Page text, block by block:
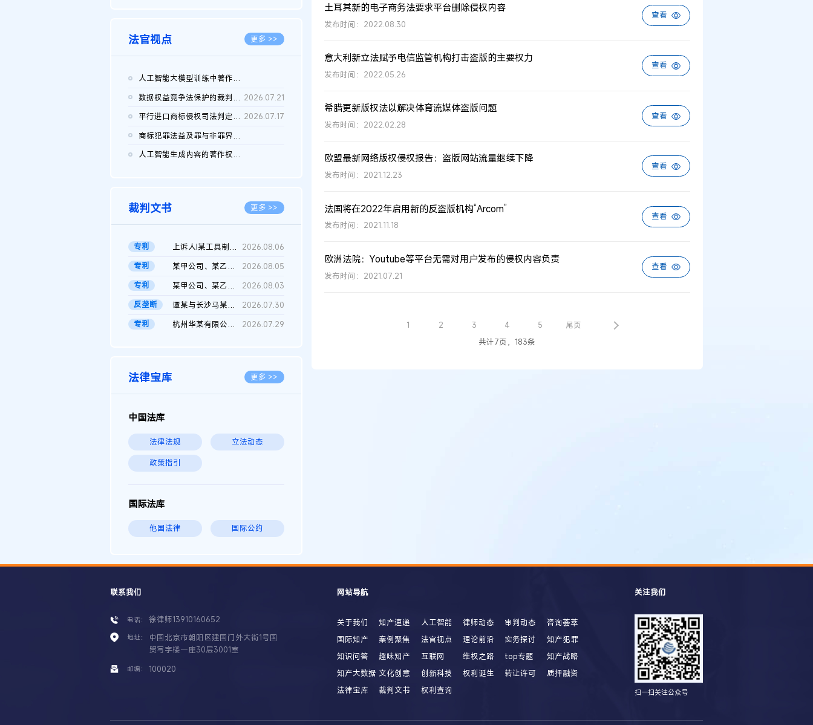
法官视点 更多 >>
人工智能大模型训练中著作权的合理使用
2026.07.28
数据权益竞争法保护的裁判路径构建 2026.07.21
平行进口商标侵权司法判定规则的困境与纾解 2026.07.17
商标犯罪法益及罪与非罪界限研究
人工智能生成内容的著作权司法认定：演进逻辑、现实困境与规则建...
裁判文书 更多 >>
专利 上诉人I某工具制品有限公司与被上诉人程某及一审被告中华人民共和...
2026.08.06
专利
某甲公司、某乙公司、某丙公司申请诉前行为保全复议裁定书
2026.08.05
专利
某甲公司、某乙公司、官某与某丙公司专利申请权权属纠纷 二审判决...
2026.08.03
反垄断
谭某与长沙马某堆农产品股份有限公司滥用市场支配地位纠纷二审裁...
2026.07.30
专利
杭州华某有限公司与菲某有限公司侵害发明专利权纠纷 2026.07.29
法律宝库 更多 >>
中国法库
法律法规 立法动态
政策指引
国际法库
他国法律 国际公约
土耳其新的电子商务法要求平台删除侵权内容
发布时间：2022.08.30
查看
意大利新立法赋予电信监管机构打击盗版的主要权力
发布时间：2022.05.26
查看
希腊更新版权法以解决体育流媒体盗版问题
发布时间：2022.02.28
查看
欧盟最新网络版权侵权报告：盗版网站流量继续下降
发布时间：2021.12.23
查看
法国将在2022年启用新的反盗版机构“Arcom”
发布时间：2021.11.18
查看
欧洲法院：Youtube等平台无需对用户发布的侵权内容负责
发布时间：2021.07.21
查看
1 2 3 4 5
尾页
共计7页，183条
联系我们
电话： 徐律师13910160652
地址：
中国北京市朝阳区建国门外大街1号国
贸写字楼一座30层3001室
邮编： 100020
网站导航
关于我们 知产速递 人工智能 律师动态 审判动态
咨询荟萃
国际知产
案例聚焦 法官视点 理论前沿 实务探讨
知产犯罪
知识问答
趣味知产 互联网 维权之路 top专题
知产战略
知产大数据 文化创意 创新科技 权利诞生 转让许可
质押融资
法律宝库
裁判文书 权利查询
关注我们
扫一扫关注公众号